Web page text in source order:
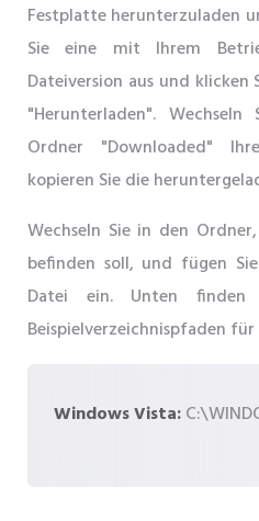
Festplatte herunterzuladen
Sie eine mit Ihrem
Dateiversion aus und
"Herunterladen".
Ordner "Downloaded"
kopieren Sie die
Wechseln Sie in den
befinden soll, und fügen
Datei ein. Unten
Beispielverzeichnispfaden
Windows Vista: